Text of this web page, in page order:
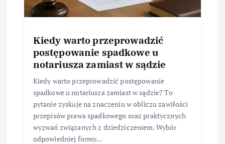
Kiedy warto przeprowadzić
postępowanie spadkowe u
notariusza zamiast w sądzie
Kiedy warto przeprowadzić postępowanie
spadkowe u notariusza zamiast w sądzie? To
pytanie zyskuje na znaczeniu w obliczu zawiłości
przepisów prawa spadkowego oraz praktycznych
wyzwań związanych z dziedziczeniem. Wybór
odpowiedniej formy…